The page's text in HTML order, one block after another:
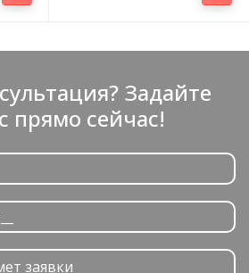
Задайте
прямо сейчас!